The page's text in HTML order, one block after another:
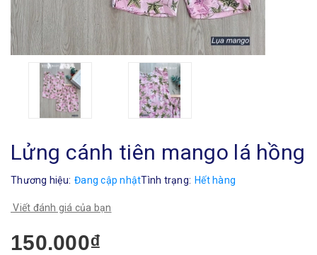
Lửng cánh tiên mango lá hồng
Thương hiệu: Đang cập nhậtTình trạng: Hết hàng
Viết đánh giá của bạn
150.000₫